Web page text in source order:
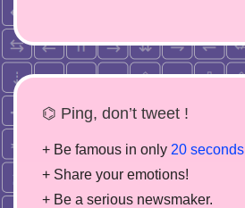
⌬ Ping, don’t tweet !
+ Be famous in only 20 seconds
+ Share your emotions!
+ Be a serious newsmaker.